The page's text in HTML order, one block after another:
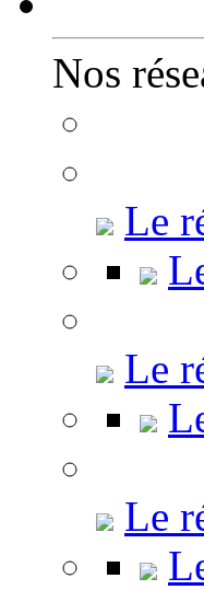
Nos
Le
Le
Le